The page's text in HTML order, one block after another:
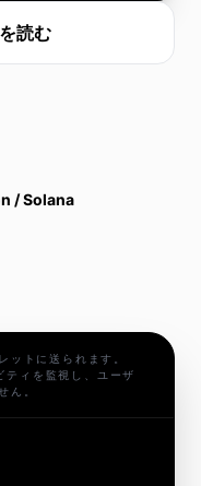
読む
/ Solana
ットに送られます。
ィを監視し、ユーザ
ん。